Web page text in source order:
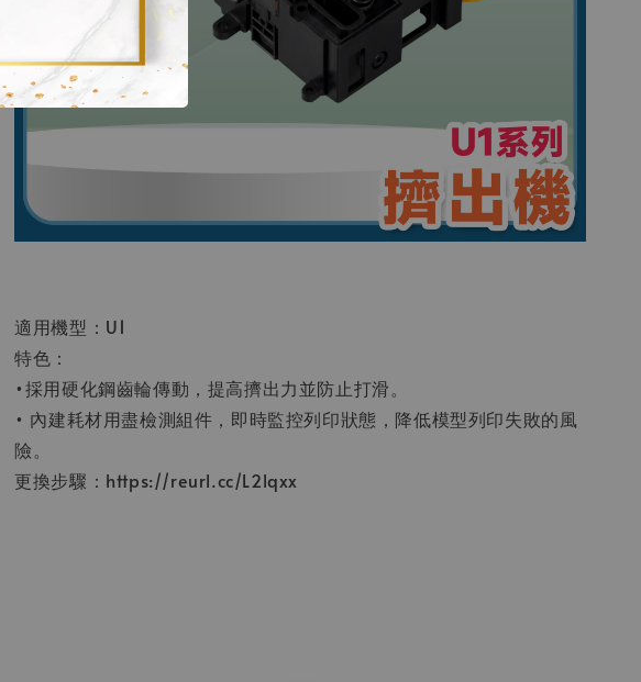
適用機型：U1
特色：
•採用硬化鋼齒輪傳動，提高擠出力並防止打滑。
• 內建耗材用盡檢測組件，即時監控列印狀態，降低模型列印失敗的風
險。
更換步驟：https://reurl.cc/L2lqxx